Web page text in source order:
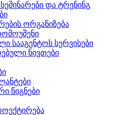
და ტრენინგ
ორგანიზება
სააგენტოს სერვისები
ნივთები
წიგნები